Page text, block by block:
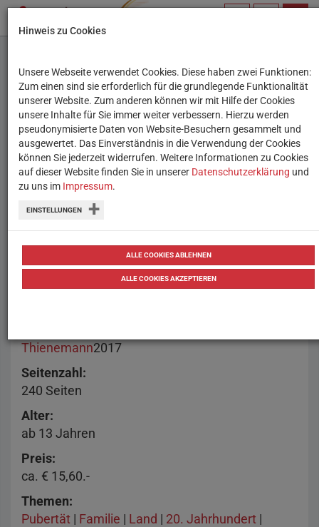
Ich weiß, heute Nacht
werde ich träumen
Realistisch und hoch poetisch zugleich
wird in lyrischer Prosa über das
Aufwachsen und die Pubertät in einer
australischen Kleinstadt in den 1960er
AutorIn
Thienemann2017
Seitenzahl
240 Seiten
Alter
ab 13 Jahren
Preis
ca. € 15,60.-
Themen
Pubertät | Familie | Land | 20. Jahrhundert |
Hinweis zu Cookies
Unsere Webseite verwendet Cookies. Diese haben zwei Funktionen:
Zum einen sind sie erforderlich für die grundlegende Funktionalität
unserer Website. Zum anderen können wir mit Hilfe der Cookies
unsere Inhalte für Sie immer weiter verbessern. Hierzu werden
pseudonymisierte Daten von Website-Besuchern gesammelt und
ausgewertet. Das Einverständnis in die Verwendung der Cookies
können Sie jederzeit widerrufen. Weitere Informationen zu Cookies
auf dieser Website finden Sie in unserer Datenschutzerklärung und
zu uns im Impressum.
EINSTELLUNGEN
ALLE COOKIES ABLEHNEN
ALLE COOKIES AKZEPTIEREN